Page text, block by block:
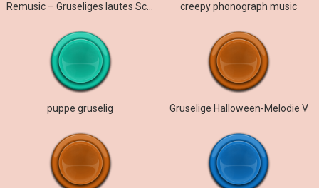
Remusic – Gruseliges lautes Schreien creepy phonograph music
puppe gruselig Gruselige Halloween-Melodie V